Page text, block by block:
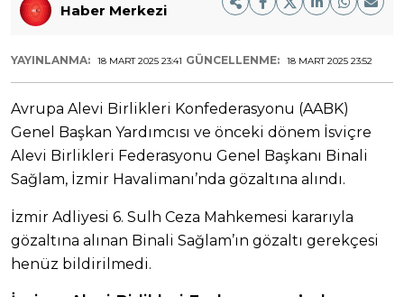
Haber Merkezi
YAYINLANMA: 18 MART 2025 23:41 GÜNCELLENME: 18 MART 2025 23:52
Avrupa Alevi Birlikleri Konfederasyonu (AABK)
Genel Başkan Yardımcısı ve önceki dönem İsviçre
Alevi Birlikleri Federasyonu Genel Başkanı Binali
Sağlam, İzmir Havalimanı’nda gözaltına alındı.
İzmir Adliyesi 6. Sulh Ceza Mahkemesi kararıyla
gözaltına alınan Binali Sağlam’ın gözaltı gerekçesi
henüz bildirilmedi.